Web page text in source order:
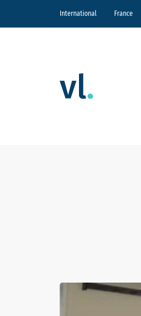
International France